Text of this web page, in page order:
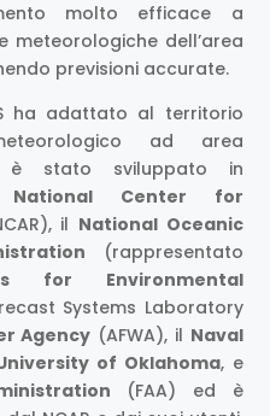
molto efficace a
meteorologiche dell’area
previsioni accurate.
ha adattato al territorio
ad area
è stato sviluppato in
National Center for
il National Oceanic
(rappresentato
for Environmental
Systems Laboratory
Agency (AFWA), il Naval
of Oklahoma, e
(FAA) ed è